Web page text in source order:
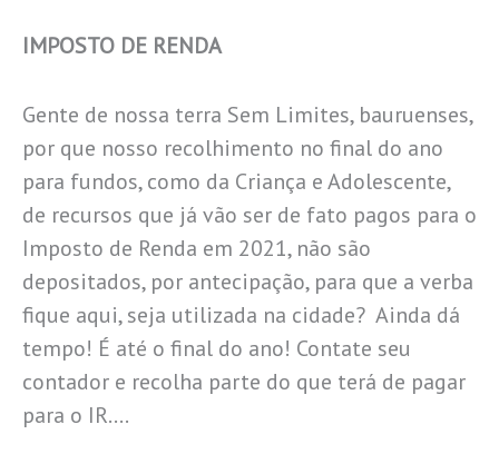
IMPOSTO DE RENDA
Gente de nossa terra Sem Limites, bauruenses,
por que nosso recolhimento no final do ano
para fundos, como da Criança e Adolescente,
de recursos que já vão ser de fato pagos para o
Imposto de Renda em 2021, não são
depositados, por antecipação, para que a verba
fique aqui, seja utilizada na cidade? Ainda dá
tempo! É até o final do ano! Contate seu
contador e recolha parte do que terá de pagar
para o IR….